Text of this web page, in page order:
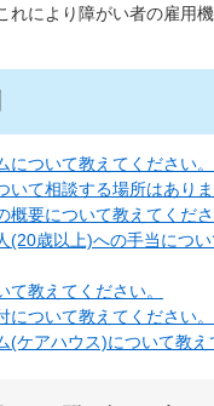
れにより障がい者の雇用
について教えてください。
いて相談する場所はあり
概要について教えてくださ
(20歳以上)への手当につ
て教えてください。
について教えてください。
(ケアハウス)について教え